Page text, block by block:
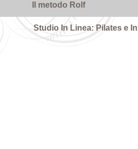
Il metodo Rolf
Studio In Linea: Pilates e